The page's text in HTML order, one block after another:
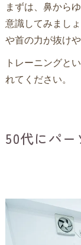
まずは、鼻から
意識してみまし
や首の力が抜け
トレーニングと
れてください。
50代にパ